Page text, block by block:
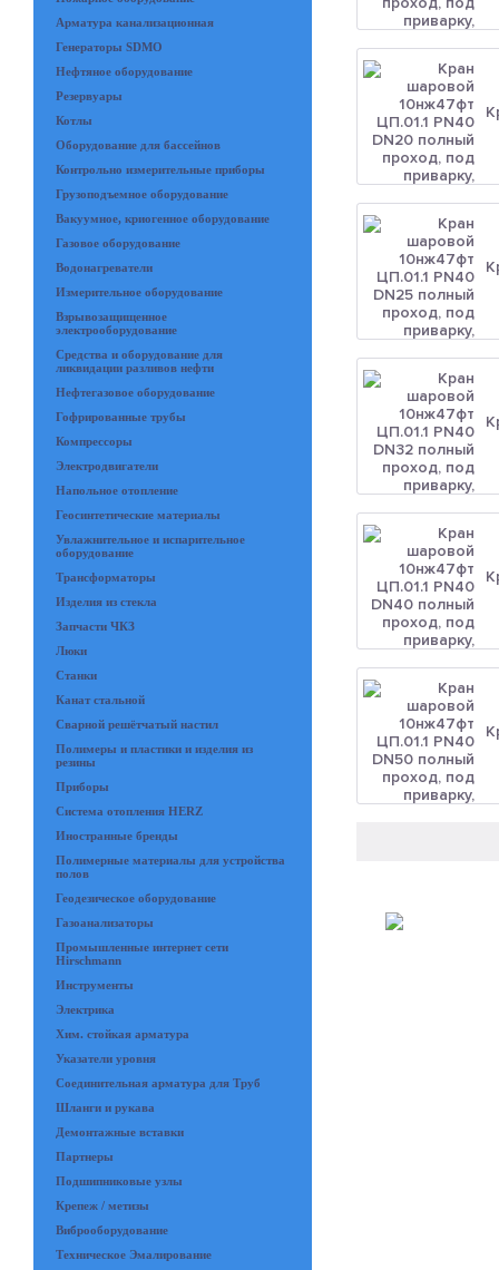
Арматура канализационная
Генераторы SDMO
Нефтяное оборудование
Резервуары
Котлы
Оборудование для бассейнов
Контрольно измерительные приборы
Грузоподъемное оборудование
Вакуумное, криогенное оборудование
Газовое оборудование
Водонагреватели
Измерительное оборудование
Взрывозащищенное
электрооборудование
Средства и оборудование для
ликвидации разливов нефти
Нефтегазовое оборудование
Гофрированные трубы
Компрессоры
Электродвигатели
Напольное отопление
Геосинтетические материалы
Увлажнительное и испарительное
оборудование
Трансформаторы
Изделия из стекла
Запчасти ЧКЗ
Люки
Станки
Канат стальной
Сварной решётчатый настил
Полимеры и пластики и изделия из
резины
Приборы
Система отопления HERZ
Иностранные бренды
Полимерные материалы для устройства
полов
Геодезическое оборудование
Газоанализаторы
Промышленные интернет сети
Hirschmann
Инструменты
Электрика
Хим. стойкая арматура
Указатели уровня
Соединительная арматура для Труб
Шланги и рукава
Демонтажные вставки
Партнеры
Подшипниковые узлы
Крепеж / метизы
Виброоборудование
Техническое Эмалирование